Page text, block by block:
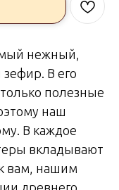
нежный,
В его
полезные
наш
В каждое
вкладывают
вам, нашим
древнего